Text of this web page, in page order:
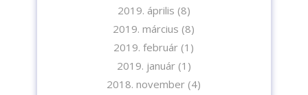
2019. április (8)
2019. március (8)
2019. február (1)
2019. január(1)
2018. november (4)